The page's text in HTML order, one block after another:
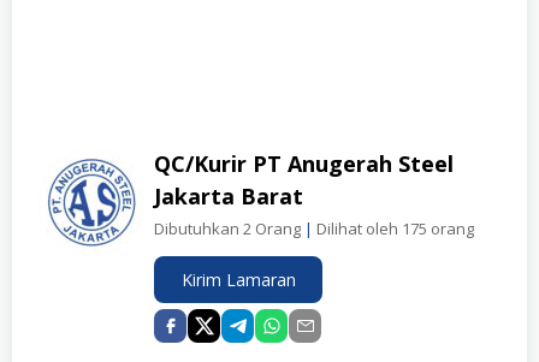
QC/Kurir PT Anugerah Steel
Jakarta Barat
Dibutuhkan 2 Orang | Dilihat oleh 175 orang
Kirim Lamaran